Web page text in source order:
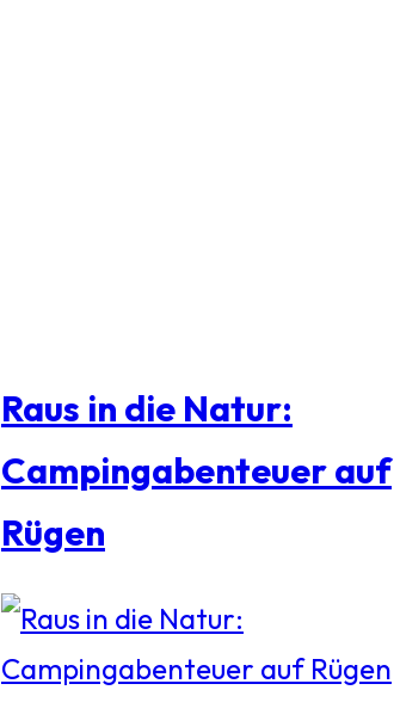
Raus in die Natur:
Campingabenteuer auf
Rügen